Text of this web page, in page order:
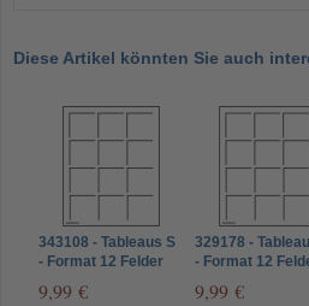
Diese Artikel könnten Sie auch
343108 - Tableaus S
- Format 12 Felder
9,99 €
329178 -
- Format 12
9,99 €